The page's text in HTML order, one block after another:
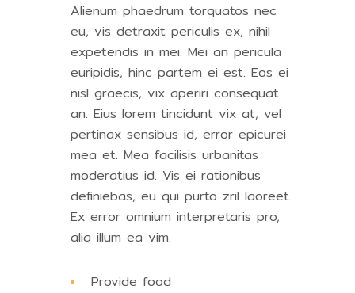
Alienum phaedrum torquatos nec
eu, vis detraxit periculis ex, nihil
expetendis in mei. Mei an pericula
euripidis, hinc partem ei est. Eos ei
nisl graecis, vix aperiri consequat
an. Eius lorem tincidunt vix at, vel
pertinax sensibus id, error epicurei
mea et. Mea facilisis urbanitas
moderatius id. Vis ei rationibus
definiebas, eu qui purto zril laoreet.
Ex error omnium interpretaris pro,
alia illum ea vim.
Provide food